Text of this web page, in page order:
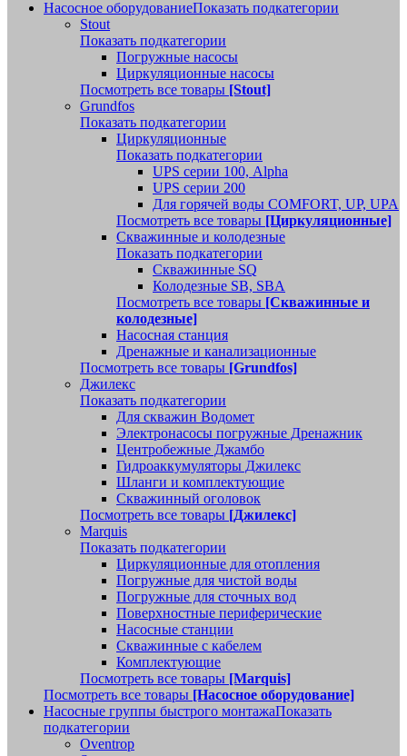
Насосное оборудованиеПоказать подкатегории
Stout
Показать подкатегории
Погружные насосы
Циркуляционные насосы
Посмотреть все товары [Stout]
Grundfos
Показать подкатегории
Циркуляционные
Показать подкатегории
UPS серии 100, Alpha
UPS серии 200
Для горячей воды COMFORT, UP, UPA
Посмотреть все товары [Циркуляционные]
Скважинные и колодезные
Показать подкатегории
Скважинные SQ
Колодезные SB, SBA
Посмотреть все товары [Скважинные и
колодезные]
Насосная станция
Дренажные и канализационные
Посмотреть все товары [Grundfos]
Джилекс
Показать подкатегории
Для скважин Водомет
Электронасосы погружные Дренажник
Центробежные Джамбо
Гидроаккумуляторы Джилекс
Шланги и комплектующие
Скважинный оголовок
Посмотреть все товары [Джилекс]
Marquis
Показать подкатегории
Циркуляционные для отопления
Погружные для чистой воды
Погружные для сточных вод
Поверхностные периферические
Насосные станции
Скважинные с кабелем
Комплектующие
Посмотреть все товары [Marquis]
Посмотреть все товары [Насосное оборудование]
Насосные группы быстрого монтажаПоказать
подкатегории
Oventrop